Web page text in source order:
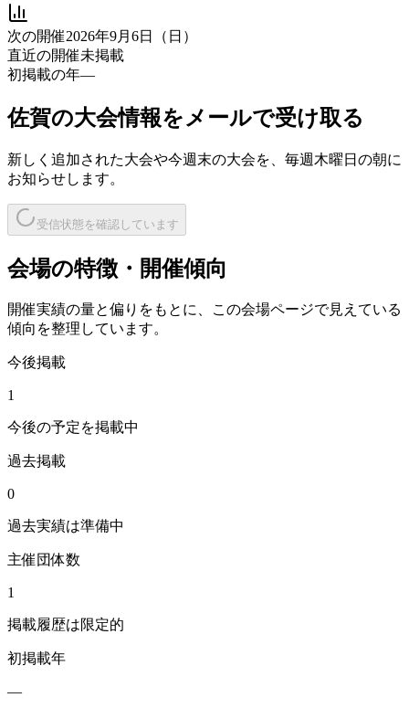
次の開催2026年9月6日（日）
直近の開催未掲載
初掲載の年—
佐賀の大会情報をメールで受け取る
新しく追加された大会や今週末の大会を、 毎週木曜日の朝に
お知らせします。
受信状態を確認しています
会場の特徴・開催傾向
開催実績の量と偏りをもとに、この会場ページで見えている
傾向を整理しています。
今後掲載
1
今後の予定を掲載中
過去掲載
0
過去実績は準備中
主催団体数
1
掲載履歴は限定的
初掲載年
—